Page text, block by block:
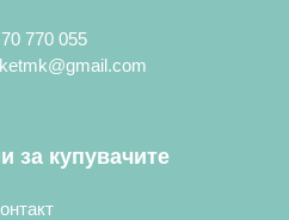
770 055
за купувачите